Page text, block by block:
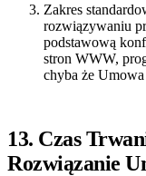
Zakres
rozwiązywaniu
podstawową
stron WWW,
chyba że
13. Czas
Rozwiązanie